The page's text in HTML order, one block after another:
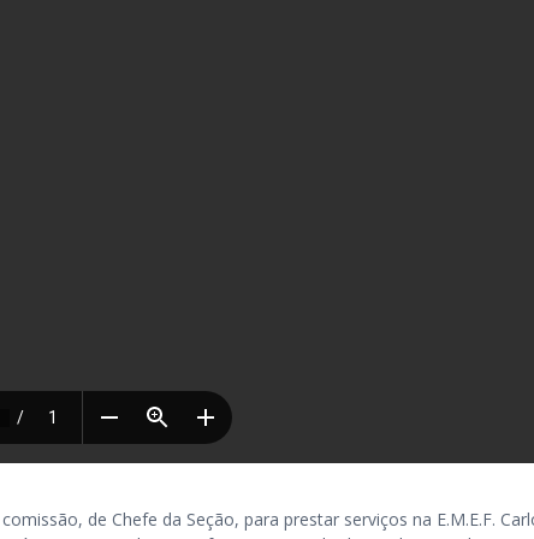
de Chefe da Seção, para prestar serviços na E.M.E.F.